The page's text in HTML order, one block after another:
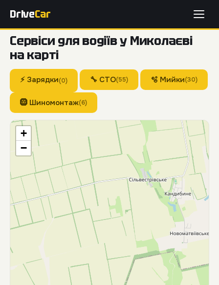
DriveCar
Сервіси для водіїв у Миколаєві
на карті
⚡ Зарядки(0) 🔧 СТО(55) 🫧 Мийки(30)
🛞 Шиномонтаж(6)
+
−